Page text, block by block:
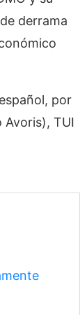
derrama
por
Avoris), TUI